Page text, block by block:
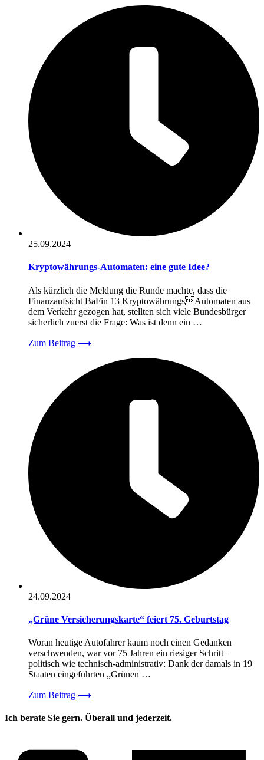
25.09.2024
Kryptowährungs-Automaten: eine gute Idee?
Als kürzlich die Meldung die Runde machte, dass die
Finanzaufsicht BaFin 13 KryptowährungsAutomaten aus
dem Verkehr gezogen hat, stellten sich viele Bundesbürger
sicherlich zuerst die Frage: Was ist denn ein …
Zum Beitrag ⟶
24.09.2024
„Grüne Versicherungskarte“ feiert 75. Geburtstag
Woran heutige Autofahrer kaum noch einen Gedanken
verschwenden, war vor 75 Jahren ein riesiger Schritt –
politisch wie technisch-administrativ: Dank der damals in 19
Staaten eingeführten „Grünen …
Zum Beitrag ⟶
Ich berate Sie gern. Überall und jederzeit.